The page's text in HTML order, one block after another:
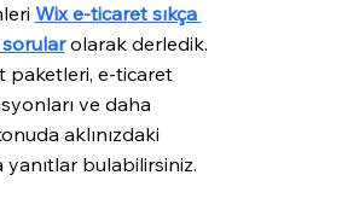
Wix e-ticaret sıkça
olarak derledik.
paketleri, e-ticaret
ve daha
aklınızdaki
yanıtlar bulabilirsiniz.